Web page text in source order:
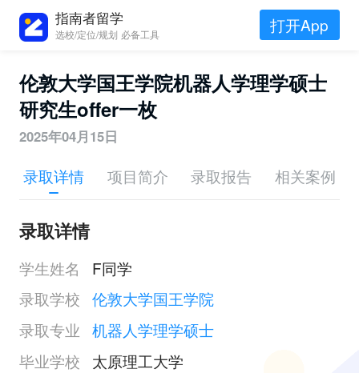
指南者留学
选校/定位/规划 必备工具 打开App
伦敦大学国王学院机器人学理学硕士
研究生offer一枚
2025年04月15日
录取详情 项目简介 录取报告 相关案例
录取详情
学生姓名
F同学
录取学校 伦敦大学国王学院
录取专业 机器人学理学硕士
毕业学校
太原理工大学